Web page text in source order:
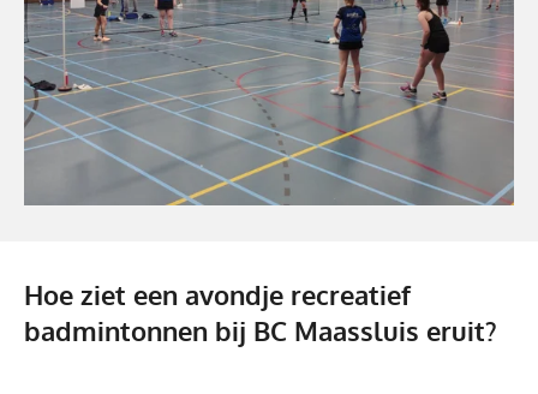
Hoe ziet een avondje recreatief
badmintonnen bij BC Maassluis eruit?